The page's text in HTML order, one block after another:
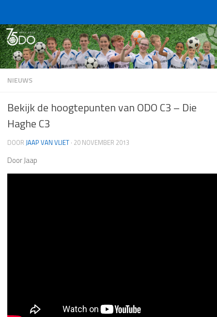
NIEUWS
Bekijk de hoogtepunten van ODO C3 – Die
Haghe C3
DOOR JAAP VAN VLIET · 20 NOVEMBER 2013
Door Jaap